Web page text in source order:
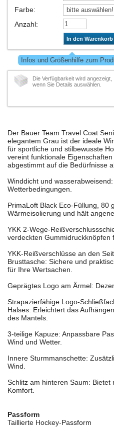
Farbe:
Anzahl:
In den Warenkorb
Infos und Größenhilfe zum
Die Verfügbarkeit wird angezeigt,
wenn Sie Details auswählen.
Der Bauer Team Travel Coat
elegantem Grau ist der ideale
für sportliche und stilbewusste
vereint funktionale
abgestimmt auf die Bedürfnisse
Winddicht und
Wetterbedingungen.
PrimaLoft Black Eco-Füllung, 80
Wärmeisolierung und hält
YKK 2-Wege-
verdeckten Gummidruckknöpfen
YKK-Reißverschlüsse an den
Brusttasche: Sichere und
für Ihre Wertsachen.
Geprägtes Logo am Ärmel:
Strapazierfähige Logo-
Halses: Erleichtert das
des Mantels.
3-teilige Kapuze: Anpassbare
Wind und Wetter.
Innere Sturmmanschette:
Wind.
Schlitz am hinteren Saum: Bietet
Komfort.
Passform
Taillierte Hockey-Passform